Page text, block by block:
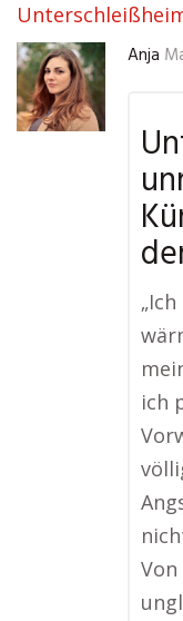
Anja
ich